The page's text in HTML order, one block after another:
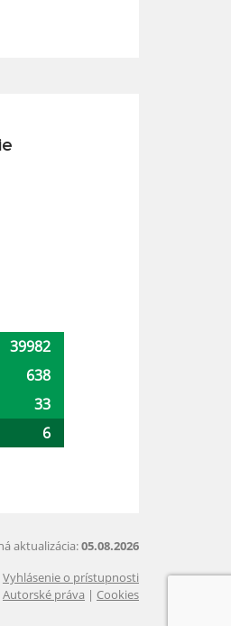
aktualizácia:05.08.2026
Vyhlásenie o prístupnosti
Autorské práva | Cookies